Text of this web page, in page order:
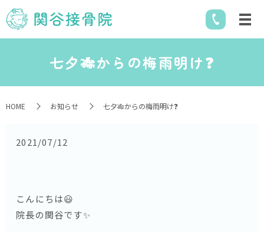
七夕🎋からの梅雨明け❓
HOME お知らせ 七夕🎋からの梅雨明け❓
2021/07/12
こんにちは😃
院長の関谷です✨